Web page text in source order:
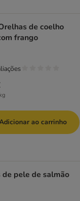
de coelho
frango
ao carrinho
de pele de salmão